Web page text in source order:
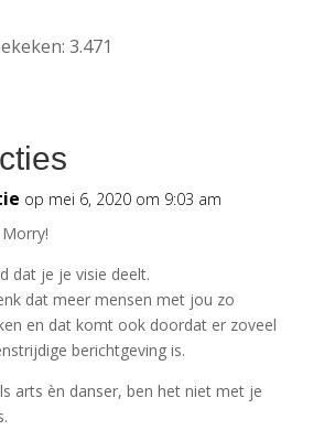
3.471
op mei 6, 2020 om 9:03 am
dat je je visie deelt.
dat meer mensen met jou zo
en dat komt ook doordat er zoveel
berichtgeving is.
arts èn danser, ben het niet met je